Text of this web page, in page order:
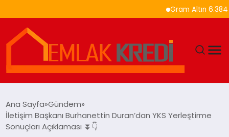
Gram Altın 6.384
EKONOMI
Ana Sayfa Gündem
İletişim Başkanı Burhanettin Duran’dan YKS Yerleştirme
Sonuçları Açıklaması ⏬👇